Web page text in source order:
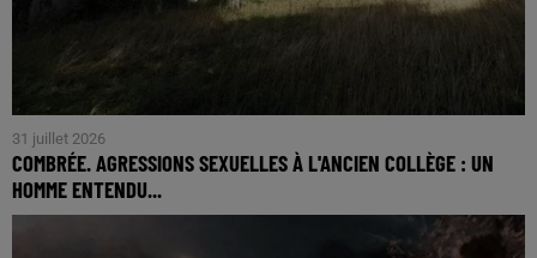
31 juillet 2026
COMBRÉE. AGRESSIONS SEXUELLES À L'ANCIEN COLLÈGE : UN
HOMME ENTENDU...